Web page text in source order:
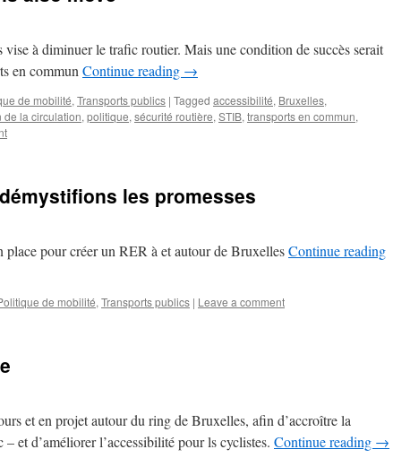
à diminuer le trafic routier. Mais une condition de succès serait
en commun Continue reading →
de mobilité, Transports publics | Tagged accessibilité, Bruxelles,
de la circulation, politique, sécurité routière, STIB, transports en commun,
les promesses
place pour créer un RER à et autour de BruxellesContinue reading
de mobilité, Transports publics | Leave a comment
et en projet autour du ring de Bruxelles, afin d’accroître la
et d’améliorer l’accessibilité pour ls cyclistes. Continue reading →